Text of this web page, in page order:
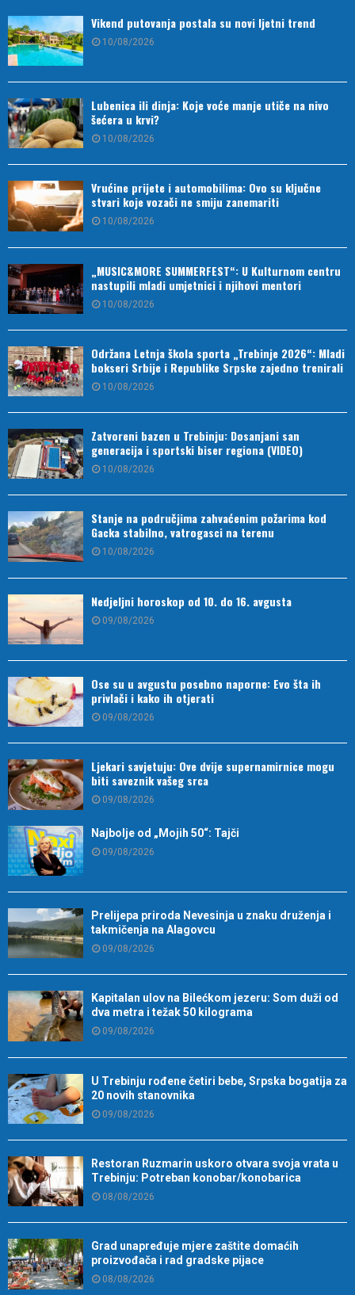
Vikend putovanja postala su novi ljetni trend
10/08/2026
Lubenica ili dinja: Koje voće manje utiče na nivo
šećera u krvi?
10/08/2026
Vrućine prijete i automobilima: Ovo su ključne
stvari koje vozači ne smiju zanemariti
10/08/2026
„MUSIC&MORE SUMMERFEST“: U Kulturnom centru
nastupili mladi umjetnici i njihovi mentori
10/08/2026
Održana Letnja škola sporta „Trebinje 2026“: Mladi
bokseri Srbije i Republike Srpske zajedno trenirali
10/08/2026
Zatvoreni bazen u Trebinju: Dosanjani san
generacija i sportski biser regiona (VIDEO)
10/08/2026
Stanje na područjima zahvaćenim požarima kod
Gacka stabilno, vatrogasci na terenu
10/08/2026
Nedjeljni horoskop od 10. do 16. avgusta
09/08/2026
Ose su u avgustu posebno naporne: Evo šta ih
privlači i kako ih otjerati
09/08/2026
Ljekari savjetuju: Ove dvije supernamirnice mogu
biti saveznik vašeg srca
09/08/2026
Najbolje od „Mojih 50“: Tajči
09/08/2026
Prelijepa priroda Nevesinja u znaku druženja i
takmičenja na Alagovcu
09/08/2026
Kapitalan ulov na Bilećkom jezeru: Som duži od
dva metra i težak 50 kilograma
09/08/2026
U Trebinju rođene četiri bebe, Srpska bogatija za
20 novih stanovnika
09/08/2026
Restoran Ruzmarin uskoro otvara svoja vrata u
Trebinju: Potreban konobar/konobarica
08/08/2026
Grad unapređuje mjere zaštite domaćih
proizvođača i rad gradske pijace
08/08/2026